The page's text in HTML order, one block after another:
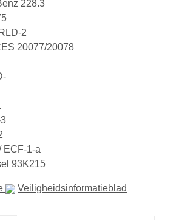
228.3
2
20077/20078
ECF-1-a
93K215
Veiligheidsinformatieblad